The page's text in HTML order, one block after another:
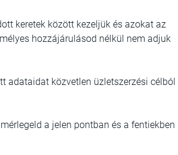
keretek között kezeljük és azokat az
hozzájárulásod nélkül nem adjuk
adataidat közvetlen üzletszerzési célból
a jelen pontban és a fentiekben